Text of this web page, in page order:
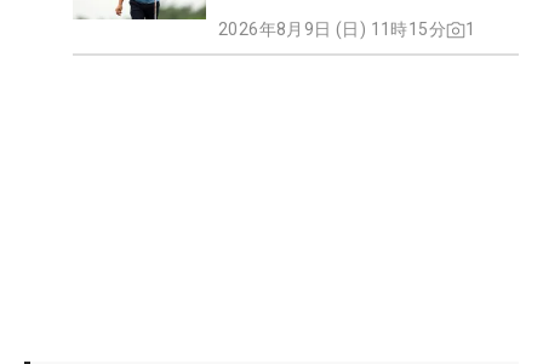
2026年8月9日 (日) 11時15分 1